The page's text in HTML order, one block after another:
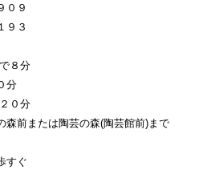
０９
９３
８分
分
０分
森前または陶芸の森(陶芸館前)まで
すぐ